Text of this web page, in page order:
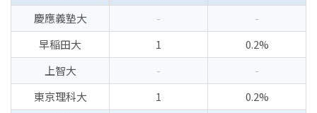
慶應義塾大
-
-
早稲田大
1
0.2%
上智大
-
-
東京理科大
1
0.2%